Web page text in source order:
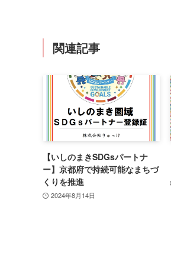
関連記事
【いしのまきSDGsパートナ
ー】京都府で持続可能なまちづ
くりを推進
2024年8月14日